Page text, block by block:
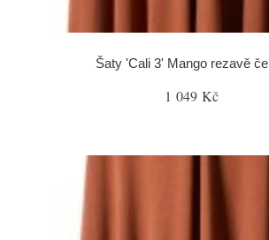
Šaty 'Cali 3' Mango rezavě
1 049 Kč